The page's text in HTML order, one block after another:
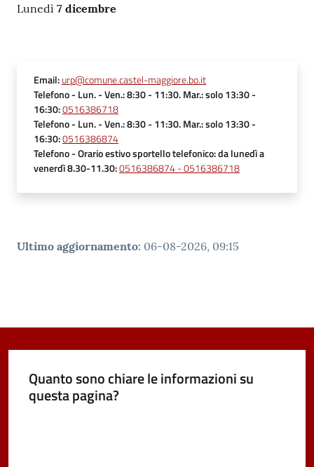
Lunedì 7 dicembre
Email:urp@comune.castel-maggiore.bo.it
Telefono- Lun. - Ven.: 8:30 - 11:30. Mar.: solo 13:30 -
16:30:0516386718
Telefono- Lun. - Ven.: 8:30 - 11:30. Mar.: solo 13:30 -
16:30:0516386874
Telefono- Orario estivo sportello telefonico: da lunedì a
venerdì 8.30-11.30:0516386874 - 0516386718
Ultimo aggiornamento: 06-08-2026, 09:15
Quanto sono chiare le informazioni su
questa pagina?